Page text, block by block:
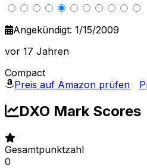
Angekündigt: 1/15/2009
vor 17 Jahren
Compact
Preis auf Amazon prüfen
DXO Mark Scores
Gesamtpunktzahl
0